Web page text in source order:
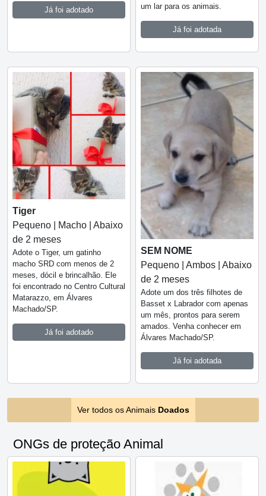
Já foi adotado
um lar para os animais.
Já foi adotada
Tiger
Pequeno | Macho | Abaixo
de 2 meses
Adote o Tiger, um gatinho
macho SRD com menos de 2
meses, dócil e brincalhão. Ele
foi encontrado no Centro Cultural
Matarazzo, em Álvares
Machado/SP.
Já foi adotado
SEM NOME
Pequeno | Ambos | Abaixo
de 2 meses
Adote um dos três filhotes de
Basset x Labrador com apenas
um mês, prontos para serem
amados. Venha conhecer em
Álvares Machado/SP.
Já foi adotada
Ver todos os Animais Doados
ONGs de proteção Animal